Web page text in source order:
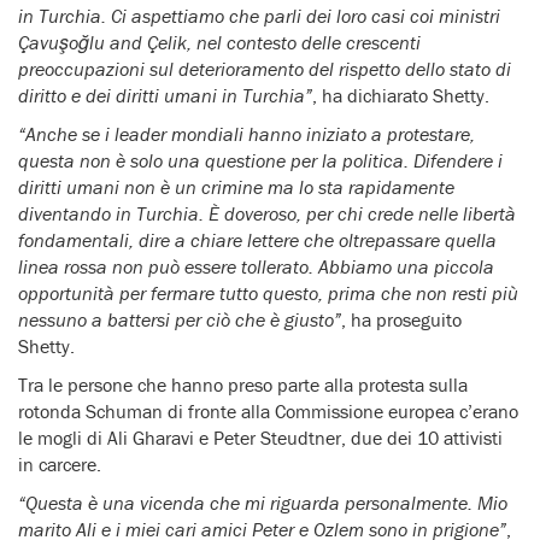
in Turchia. Ci aspettiamo che parli dei loro casi coi ministri
Çavuşoğlu and Çelik, nel contesto delle crescenti
preoccupazioni sul deterioramento del rispetto dello stato di
diritto e dei diritti umani in Turchia” , ha dichiarato Shetty.
“Anche se i leader mondiali hanno iniziato a protestare,
questa non è solo una questione per la politica. Difendere i
diritti umani non è un crimine ma lo sta rapidamente
diventando in Turchia. È doveroso, per chi crede nelle libertà
fondamentali, dire a chiare lettere che oltrepassare quella
linea rossa non può essere tollerato. Abbiamo una piccola
opportunità per fermare tutto questo, prima che non resti più
nessuno a battersi per ciò che è giusto” , ha proseguito
Shetty.
Tra le persone che hanno preso parte alla protesta sulla
rotonda Schuman di fronte alla Commissione europea c’erano
le mogli di Ali Gharavi e Peter Steudtner, due dei 10 attivisti
in carcere.
“Questa è una vicenda che mi riguarda personalmente. Mio
marito Ali e i miei cari amici Peter e Ozlem sono in prigione”